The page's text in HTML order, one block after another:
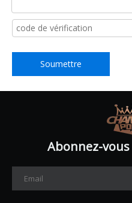
Soumettre
Abonnez-